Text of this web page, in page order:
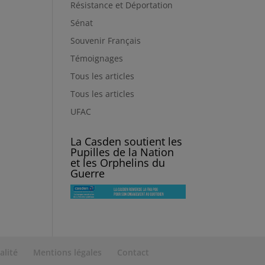
Résistance et Déportation
Sénat
Souvenir Français
Témoignages
Tous les articles
Tous les articles
UFAC
La Casden soutient les
Pupilles de la Nation
et les Orphelins du
Guerre
Mentions légales Contact